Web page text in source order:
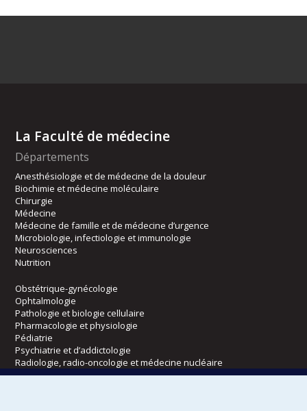
La Faculté de médecine
Départements
Anesthésiologie et de médecine de la douleur
Biochimie et médecine moléculaire
Chirurgie
Médecine
Médecine de famille et de médecine d’urgence
Microbiologie, infectiologie et immunologie
Neurosciences
Nutrition
Obstétrique-gynécologie
Ophtalmologie
Pathologie et biologie cellulaire
Pharmacologie et physiologie
Pédiatrie
Psychiatrie et d’addictologie
Radiologie, radio-oncologie et médecine nucléaire